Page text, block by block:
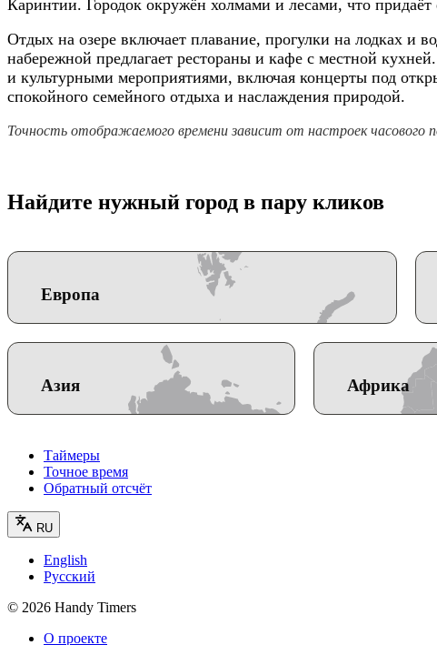
Каринтии. Городок окружён холмами и лесами, что придаёт
Отдых на озере включает плавание, прогулки на лодках и
набережной предлагает рестораны и кафе с местной
и культурными мероприятиями, включая концерты под
спокойного семейного отдыха и наслаждения природой.
Точность отображаемого времени зависит от настроек часового
Найдите нужный город в пару кликов
Европа
Азия Африка
Таймеры
Точное время
Обратный отсчёт
RU
English
Русский
© 2026 Handy Timers
О проекте